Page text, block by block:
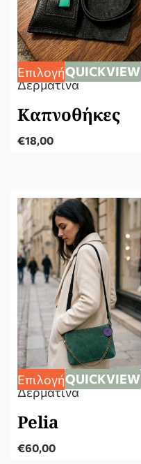
ΕπιλογήQUICKVIEW
Δερμάτινα
Καπνοθήκες
€18,00
ΕπιλογήQUICKVIEW
Δερμάτινα
Pelia
€60,00